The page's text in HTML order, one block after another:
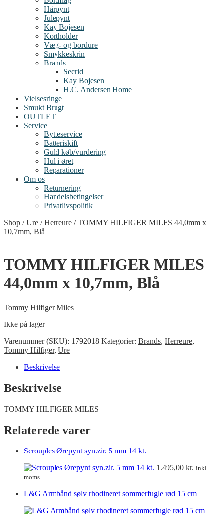
Hårpynt
Julepynt
Kay Bojesen
Kortholder
Væg- og bordure
Smykkeskrin
Brands
Secrid
Kay Bojesen
H.C. Andersen Home
Vielsesringe
Smukt Brugt
OUTLET
Service
Bytteservice
Batteriskift
Guld køb/vurdering
Hul i øret
Reparationer
Om os
Returnering
Handelsbetingelser
Privatlivspolitik
Shop /Ure /Herreure /TOMMY HILFIGER MILES 44,0mm x
10,7mm, Blå
TOMMY HILFIGER MILES
44,0mm x 10,7mm, Blå
Tommy Hilfiger Miles
Ikke på lager
Varenummer (SKU): 1792018 Kategorier: Brands, Herreure,
Tommy Hilfiger, Ure
Beskrivelse
Beskrivelse
TOMMY HILFIGER MILES
Relaterede varer
Scrouples Ørepynt syn.zir. 5 mm 14 kt.
1.495,00 kr. inkl.
moms
L&G Armbånd sølv rhodineret sommerfugle rød 15 cm